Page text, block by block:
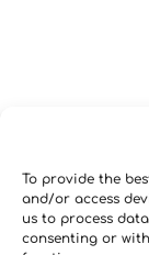
To provide the
and/or access
us to process
consenting or